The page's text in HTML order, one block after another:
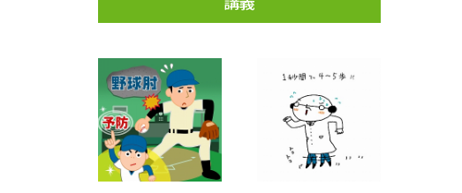
夢ナビライブ
このサイトについて
受付内容・発送状況の確認 テレメール